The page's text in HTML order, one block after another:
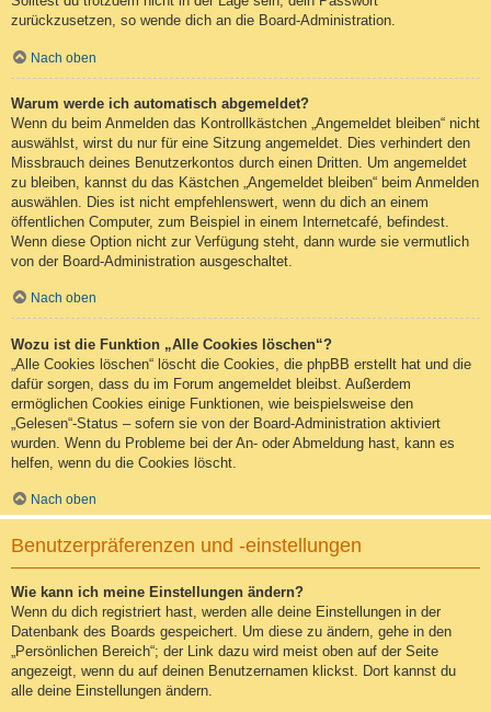
zurückzusetzen, so wende dich an die Board-Administration.
Nach oben
Warum werde ich automatisch abgemeldet?
Wenn du beim Anmelden das Kontrollkästchen „Angemeldet bleiben“ nicht
auswählst, wirst du nur für eine Sitzung angemeldet. Dies verhindert den
Missbrauch deines Benutzerkontos durch einen Dritten. Um angemeldet
zu bleiben, kannst du das Kästchen „Angemeldet bleiben“ beim Anmelden
auswählen. Dies ist nicht empfehlenswert, wenn du dich an einem
öffentlichen Computer, zum Beispiel in einem Internetcafé, befindest.
Wenn diese Option nicht zur Verfügung steht, dann wurde sie vermutlich
von der Board-Administration ausgeschaltet.
Nach oben
Wozu ist die Funktion „Alle Cookies löschen“?
„Alle Cookies löschen“ löscht die Cookies, die phpBB erstellt hat und die
dafür sorgen, dass du im Forum angemeldet bleibst. Außerdem
ermöglichen Cookies einige Funktionen, wie beispielsweise den
„Gelesen“-Status – sofern sie von der Board-Administration aktiviert
wurden. Wenn du Probleme bei der An- oder Abmeldung hast, kann es
helfen, wenn du die Cookies löscht.
Nach oben
Benutzerpräferenzen und -einstellungen
Wie kann ich meine Einstellungen ändern?
Wenn du dich registriert hast, werden alle deine Einstellungen in der
Datenbank des Boards gespeichert. Um diese zu ändern, gehe in den
„Persönlichen Bereich“; der Link dazu wird meist oben auf der Seite
angezeigt, wenn du auf deinen Benutzernamen klickst. Dort kannst du
alle deine Einstellungen ändern.